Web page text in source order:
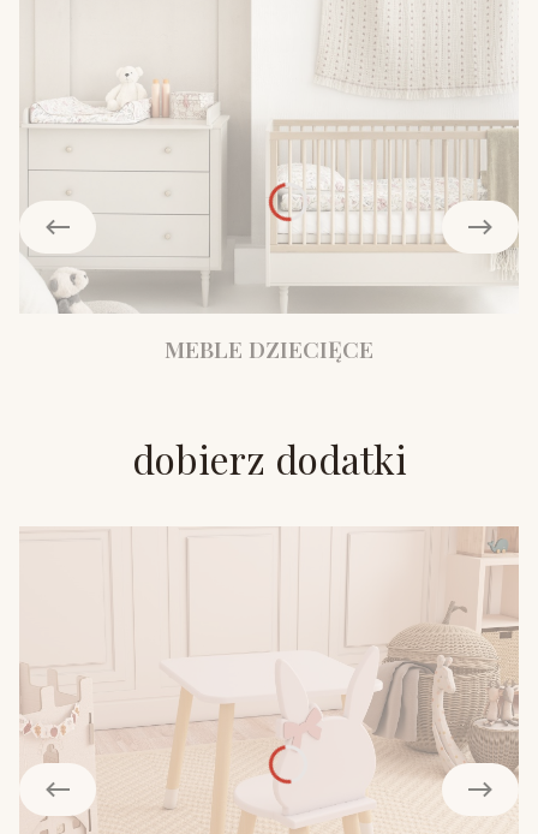
MEBLE DZIECIĘCE
dobierz dodatki